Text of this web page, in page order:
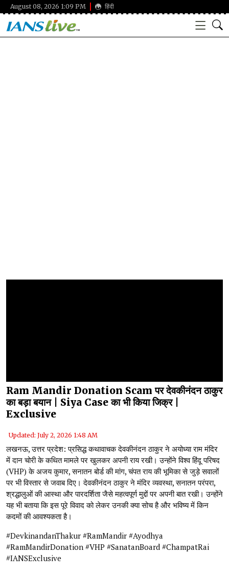
August 08, 2026 1:09 PM हिंदी
Ram Mandir Donation Scam पर देवकीनंदन ठाकुर
का बड़ा बयान | Siya Case का भी किया जिक्र |
Exclusive
Updated: July 2, 2026 1:48 AM
लखनऊ, उत्तर प्रदेश: प्रसिद्ध कथावाचक देवकीनंदन ठाकुर ने अयोध्या राम मंदिर
में दान चोरी के कथित मामले पर खुलकर अपनी राय रखी। उन्होंने विश्व हिंदू परिषद
(VHP) के अजय कुमार, सनातन बोर्ड की मांग, चंपत राय की भूमिका से जुड़े सवालों
पर भी विस्तार से जवाब दिए। देवकीनंदन ठाकुर ने मंदिर व्यवस्था, सनातन परंपरा,
श्रद्धालुओं की आस्था और पारदर्शिता जैसे महत्वपूर्ण मुद्दों पर अपनी बात रखी। उन्होंने
यह भी बताया कि इस पूरे विवाद को लेकर उनकी क्या सोच है और भविष्य में किन
कदमों की आवश्यकता है।
#DevkinandanThakur #RamMandir #Ayodhya
#RamMandirDonation #VHP #SanatanBoard #ChampatRai
#IANSExclusive